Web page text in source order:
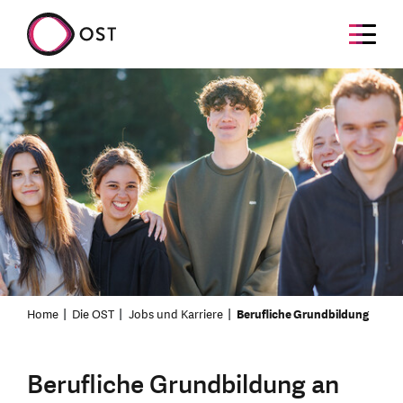
Home Die OST Jobs und Karriere Berufliche Grundbildung
Berufliche Grundbildung an